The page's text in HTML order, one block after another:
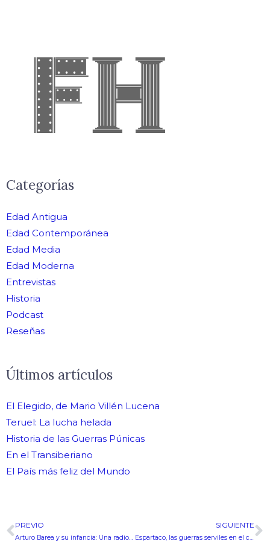
Categorías
Edad Antigua
Edad Contemporánea
Edad Media
Edad Moderna
Entrevistas
Historia
Podcast
Reseñas
Últimos artículos
El Elegido, de Mario Villén Lucena
Teruel: La lucha helada
Historia de las Guerras Púnicas
En el Transiberiano
El País más feliz del Mundo
Ant
PREVIO
Arturo Barea y su infancia: Una radiografía de España
SIGUIENTE
Espartaco, las guerras serviles en el cine – Con Historiae